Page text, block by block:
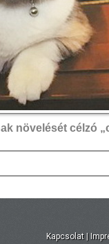
növelését célzó
Kapcsolat |